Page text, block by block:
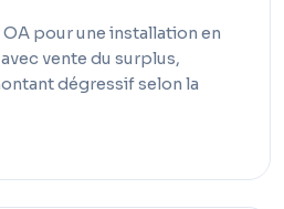
OA pour une installation en
vente du surplus,
dégressif selon la